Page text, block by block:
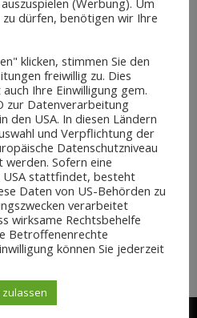
best way to demonstrate the ebb
options is to nestle them
Grab …
(Werbung). Um
dürfen, benötigen wir Ihre
klicken, stimmen Sie den
freiwillig zu. Dies
Ihre Einwilligung gem.
zur Datenverarbeitung
den USA. In diesen Ländern
und Verpflichtung der
Datenschutzniveau
Sofern eine
stattfindet, besteht
Daten von US-Behörden zu
verarbeitet
wirksame Rechtsbehelfe
Betroffenenrechte
können Sie jederzeit
zulassen